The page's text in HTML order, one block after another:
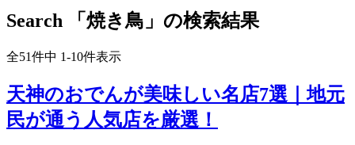
Search 「焼き鳥」の検索結果
全51件中 1-10件表示
天神のおでんが美味しい名店7選｜地元
民が通う人気店を厳選！